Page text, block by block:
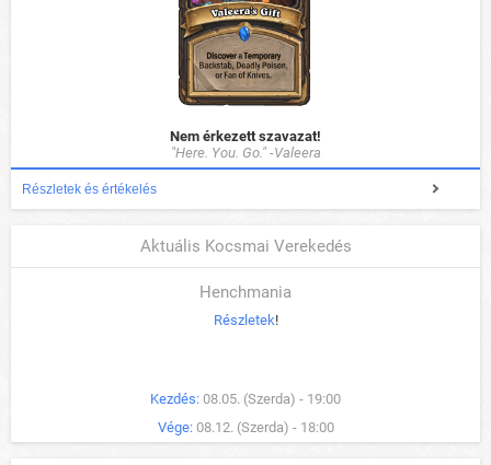
Nem érkezett szavazat!
"Here. You. Go." -Valeera
Részletek és értékelés
Aktuális Kocsmai Verekedés
Henchmania
Részletek!
Kezdés: 08.05. (Szerda) - 19:00
Vége: 08.12. (Szerda) - 18:00